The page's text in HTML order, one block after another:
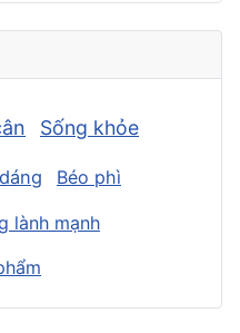
Sống khỏe
Béo phì
lành mạnh